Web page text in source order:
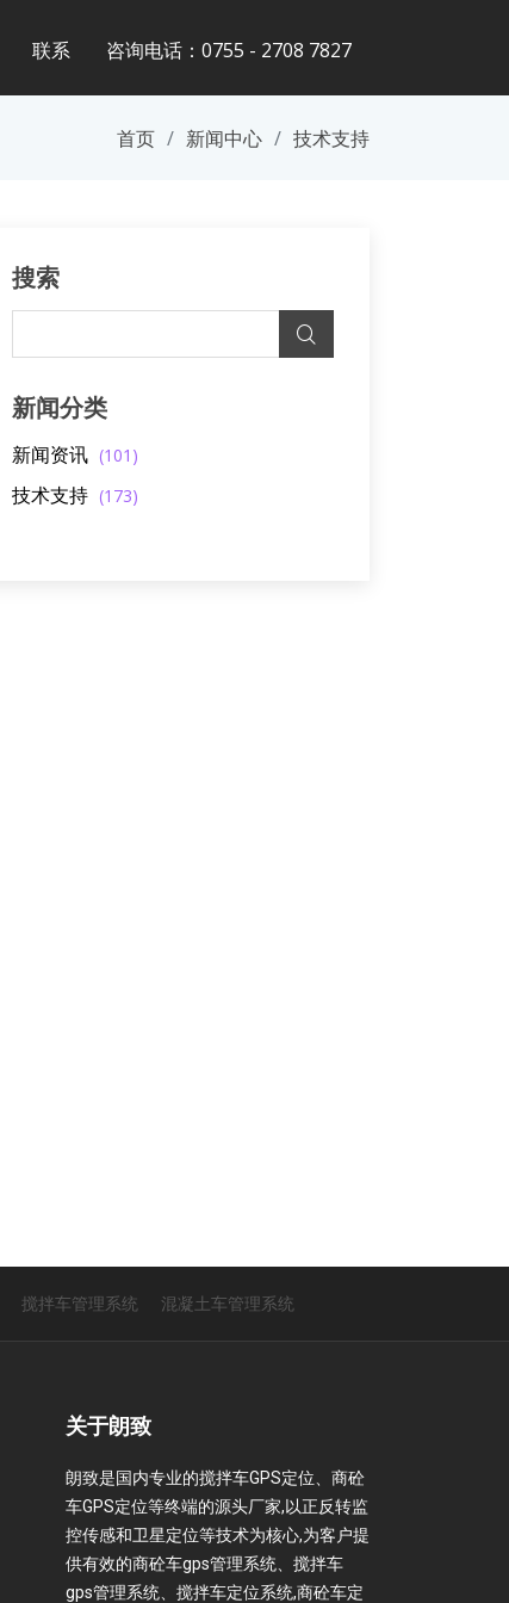
联系 咨询电话：0755 - 2708 7827
首页 新闻中心 技术支持
搜索
新闻分类
新闻资讯 (101)
技术支持 (173)
搅拌车管理系统 混凝土车管理系统
关于朗致
朗致是国内专业的搅拌车GPS定位、商砼
车GPS定位等终端的源头厂家,以正反转监
控传感和卫星定位等技术为核心,为客户提
供有效的商砼车gps管理系统、搅拌车
gps管理系统、搅拌车定位系统,商砼车定